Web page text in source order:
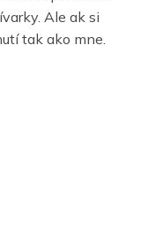
Ale ak si
tak ako mne.